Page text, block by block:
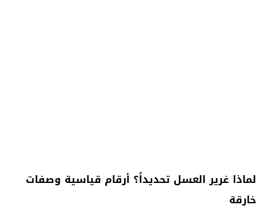
​لماذا غرير العسل تحديداً؟ أرقام قياسية وصفات
خارقة